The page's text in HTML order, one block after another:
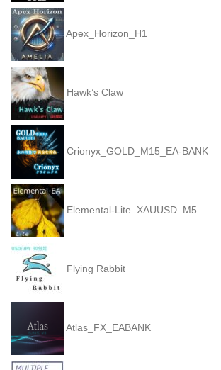
Apex_Horizon_H1
Hawk’s Claw
Crionyx_GOLD_M15_EA-BANK
Elemental-Lite_XAUUSD_M5_...
Flying Rabbit
Atlas_FX_EABANK